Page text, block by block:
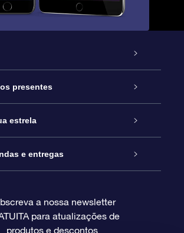
presentes
Online
OSR
Presente OSR
estrela
Estrela
Estrela personalizada
e entregas
de pagamento
a nossa newsletter
para atualizações de
produtos e descontos